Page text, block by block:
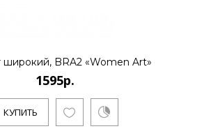
широкий, BRA2 «Women Art»
1595р.
КУПИТЬ